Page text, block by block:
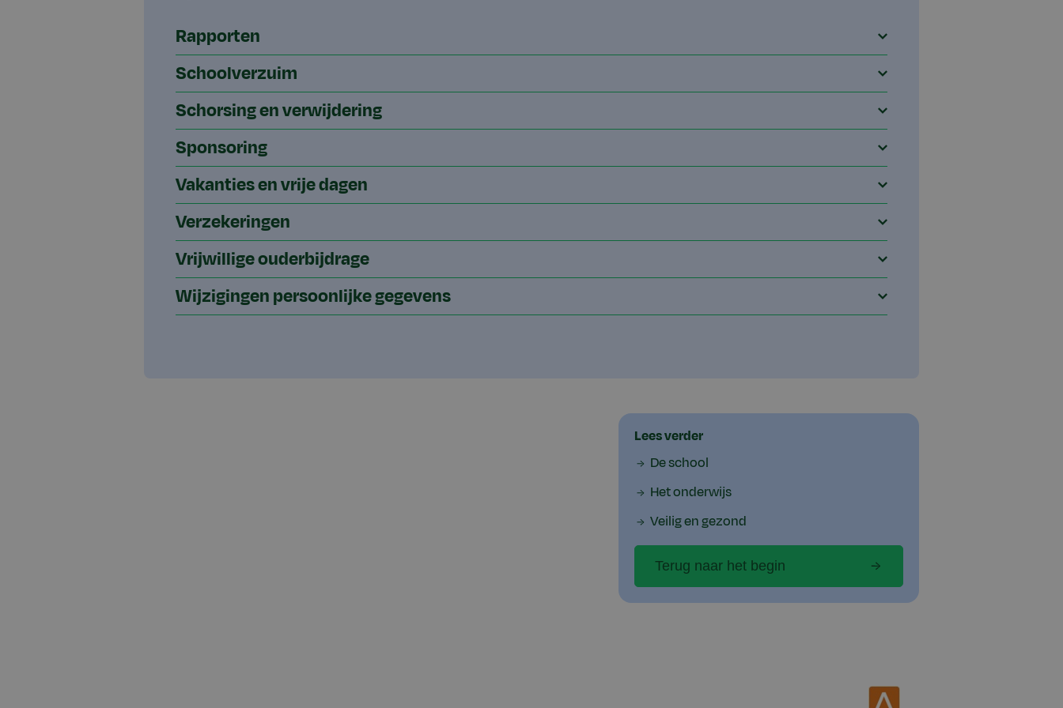
Rapporten
Schoolverzuim
Schorsing en verwijdering
Sponsoring
Vakanties en vrije dagen
Verzekeringen
Vrijwillige ouderbijdrage
Wijzigingen persoonlijke gegevens
Lees verder
De school
Het onderwijs
Veilig en gezond
Terug naar het begin